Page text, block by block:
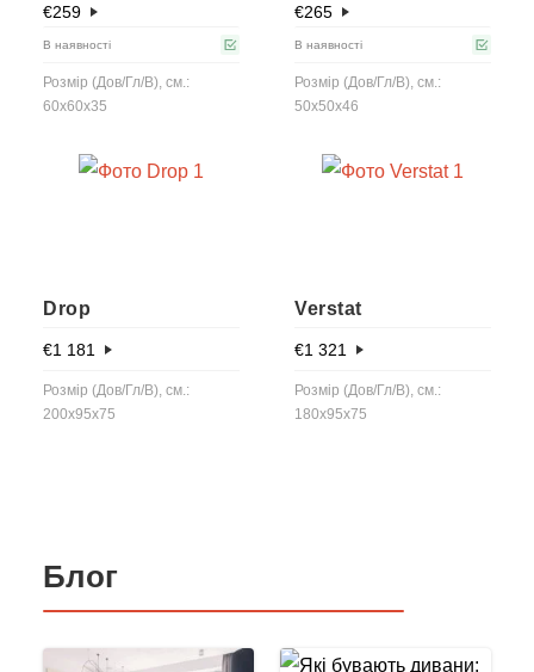
€259
В наявності
Розмір (Дов/Гл/В), см.:
60x60x35
€265
В наявності
Розмір (Дов/Гл/В), см.:
50x50x46
Drop
€1 181
Розмір (Дов/Гл/В), см.:
200x95x75
Verstat
€1 321
Розмір (Дов/Гл/В), см.:
180x95x75
Блог